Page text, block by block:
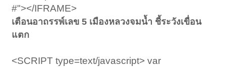
#"></IFRAME>
เตือนอาถรรพ์เลข 5 เมืองหลวงจมน้ำ ชี้ระวังเขื่อน
แตก
<SCRIPT type=text/javascript> var